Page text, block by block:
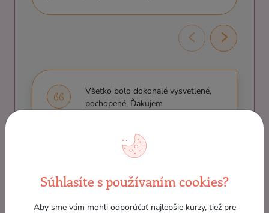
Všetko bolo dokonalé vysvetlené,
pochopené. Ďakujem
Bc. Ivana Kšinant
Moje očakávania boli nadmieru
Súhlasíte s používaním cookies?
Aby sme vám mohli odporúčať najlepšie kurzy, tiež pre